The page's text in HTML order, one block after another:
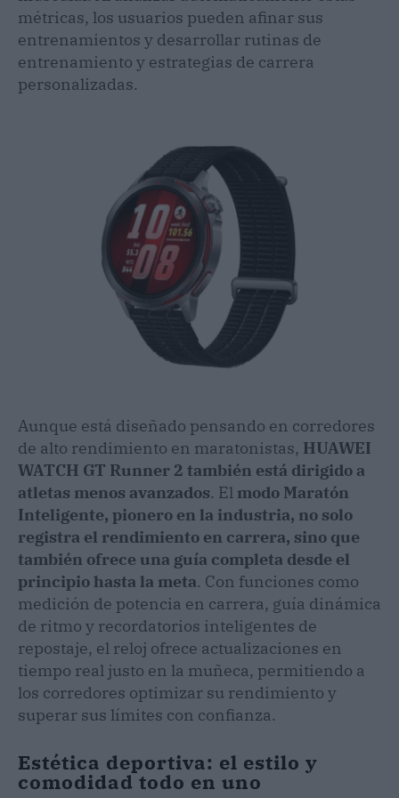
métricas, los usuarios pueden afinar sus
entrenamientos y desarrollar rutinas de
entrenamiento y estrategias de carrera
personalizadas.
Aunque está diseñado pensando en corredores
de alto rendimiento en maratonistas, HUAWEI
WATCH GT Runner 2 también está dirigido a
atletas menos avanzados. El modo Maratón
Inteligente, pionero en la industria, no solo
registra el rendimiento en carrera, sino que
también ofrece una guía completa desde el
principio hasta la meta. Con funciones como
medición de potencia en carrera, guía dinámica
de ritmo y recordatorios inteligentes de
repostaje, el reloj ofrece actualizaciones en
tiempo real justo en la muñeca, permitiendo a
los corredores optimizar su rendimiento y
superar sus límites con confianza.
Estética deportiva: el estilo y
comodidad todo en uno